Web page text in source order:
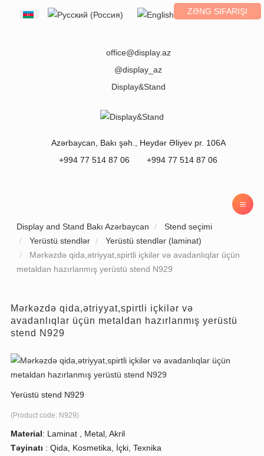
Select your language ZƏNG SIFARIŞI
office@display.az
@display_az
Display&Stand
Azərbaycan Bakı şəh., Heydər Əliyev pr. 106A
+994 77 514 87 06
+994 77 514 87 06
Display and Stand Bakı Azərbaycan
Stend seçimi
Yerüstü stendlər
Yerüstü stendlər (laminat)
Mərkəzdə qida,ətriyyat,spirtli içkilər və avadanlıqlar üçün
metaldan hazırlanmış yerüstü stend N929
Mərkəzdə qida,ətriyyat,spirtli içkilər və
avadanlıqlar üçün metaldan hazırlanmış yerüstü
stend N929
Yerüstü stend N929
(Product code: N929)
Material: Laminat , Metal, Akril
Təyinatı : Qida, Kosmetika, İçki, Texnika